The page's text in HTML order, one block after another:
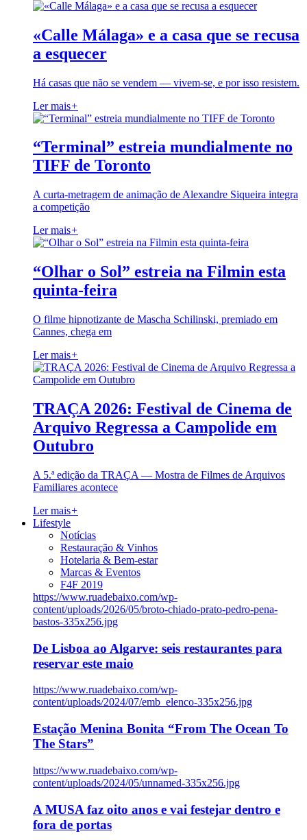
«Calle Málaga» e a casa que se recusa
a esquecer
Há casas que não se vendem — vivem-se, e por isso resistem.
Ler mais+
“Terminal” estreia mundialmente no
TIFF de Toronto
A curta-metragem de animação de Alexandre Siqueira integra
a competição
Ler mais+
“Olhar o Sol” estreia na Filmin esta
quinta-feira
O filme hipnotizante de Mascha Schilinski, premiado em
Cannes, chega em
Ler mais+
TRAÇA 2026: Festival de Cinema de
Arquivo Regressa a Campolide em
Outubro
A 5.ª edição da TRAÇA — Mostra de Filmes de Arquivos
Familiares acontece
Ler mais+
Lifestyle
Notícias
Restauração & Vinhos
Hotelaria & Bem-estar
Marcas & Eventos
F4F 2019
https://www.ruadebaixo.com/wp-
content/uploads/2026/05/broto-chiado-prato-pedro-pena-
bastos-335x256.jpg
De Lisboa ao Algarve: seis restaurantes para
reservar este maio
https://www.ruadebaixo.com/wp-
content/uploads/2024/07/emb_elenco-335x256.jpg
Estação Menina Bonita “From The Ocean To
The Stars”
https://www.ruadebaixo.com/wp-
content/uploads/2024/05/unnamed-335x256.jpg
A MUSA faz oito anos e vai festejar dentro e
fora de portas